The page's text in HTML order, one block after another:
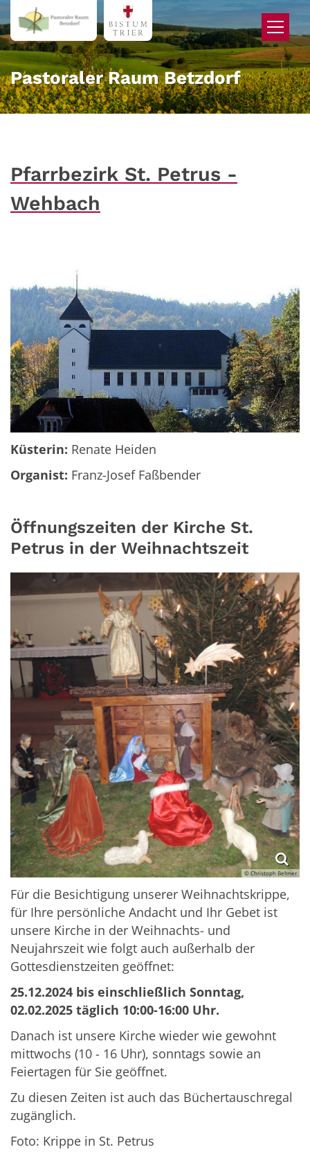
Zum Inhalt springen
Pastoraler Raum Betzdorf
Pfarrbezirk St. Petrus -
Wehbach
Küsterin: Renate Heiden
Organist: Franz-Josef Faßbender
Öffnungszeiten der Kirche St.
Petrus in der Weihnachtszeit
© Christoph Behner
Für die Besichtigung unserer Weihnachtskrippe,
für Ihre persönliche Andacht und Ihr Gebet ist
unsere Kirche in der Weihnachts- und
Neujahrszeit wie folgt auch außerhalb der
Gottesdienstzeiten geöffnet:
25.12.2024 bis einschließlich Sonntag,
02.02.2025 täglich 10:00-16:00 Uhr.
Danach ist unsere Kirche wieder wie gewohnt
mittwochs (10 - 16 Uhr), sonntags sowie an
Feiertagen für Sie geöffnet.
Zu diesen Zeiten ist auch das Büchertauschregal
zugänglich.
Foto: Krippe in St. Petrus